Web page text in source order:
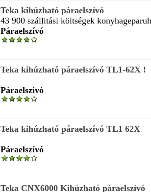
Teka kihúzható páraelszívó
43 900 szállitási költségek
Páraelszívó
Teka kihúzható páraelszívó TL1-62X !
Páraelszívó
Teka kihúzható páraelszívó TL1 62X
Páraelszívó
Teka CNX6000 Kihúzható páraelszívó